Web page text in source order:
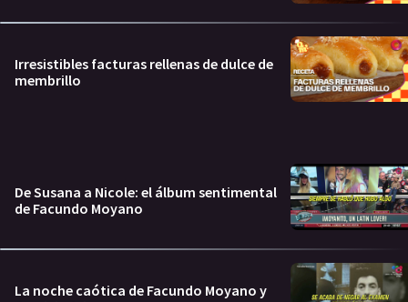
Irresistibles facturas rellenas de dulce de
membrillo
De Susana a Nicole: el álbum sentimental
de Facundo Moyano
La noche caótica de Facundo Moyano y